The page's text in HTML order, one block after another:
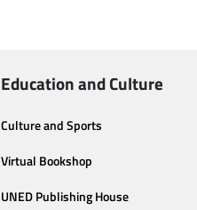
Education and Culture
Culture and Sports
Virtual Bookshop
UNED Publishing House